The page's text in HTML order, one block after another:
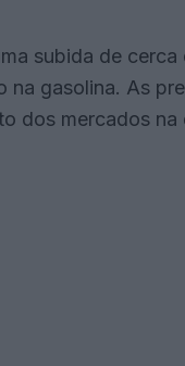
subida de
na gasolina. As
dos mercados na